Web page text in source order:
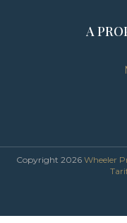
A
Copyright 2026 Wheeler